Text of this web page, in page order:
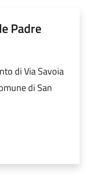
Padre
di Via Savoia
di San